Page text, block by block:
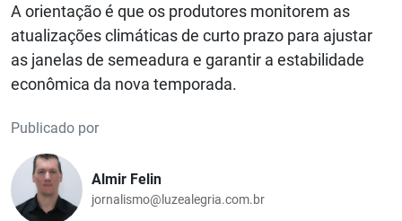
A orientação é que os produtores monitorem as
atualizações climáticas de curto prazo para ajustar
as janelas de semeadura e garantir a estabilidade
econômica da nova temporada.
Publicado por
Almir Felin
jornalismo@luzealegria.com.br